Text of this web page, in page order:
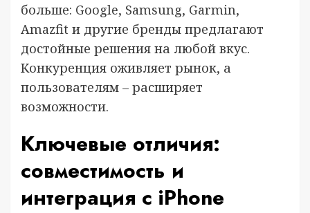
больше: Google, Samsung, Garmin,
Amazfit и другие бренды предлагают
достойные решения на любой вкус.
Конкуренция оживляет рынок, а
пользователям – расширяет
возможности.
Ключевые отличия:
совместимость и
интеграция с iPhone